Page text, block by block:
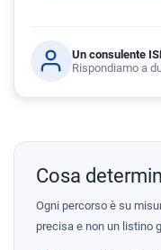
Un consulente
Rispondiamo a
Cosa
Ogni percorso è su
precisa e non un listino